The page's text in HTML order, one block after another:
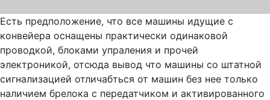
Есть предположение, что все машины идущие с
конвейера оснащены практически одинаковой
проводкой, блоками упраления и прочей
электроникой, отсюда вывод что машины со штатной
сигнализацией отличабться от машин без нее только
наличием брелока с передатчиком и активированного